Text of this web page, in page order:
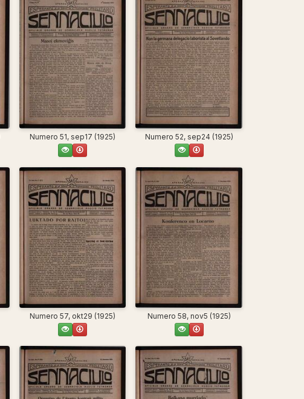
Numero 51, sep17 (1925) Numero 52, sep24 (1925)
Numero 57, okt29 (1925) Numero 58, nov5 (1925)